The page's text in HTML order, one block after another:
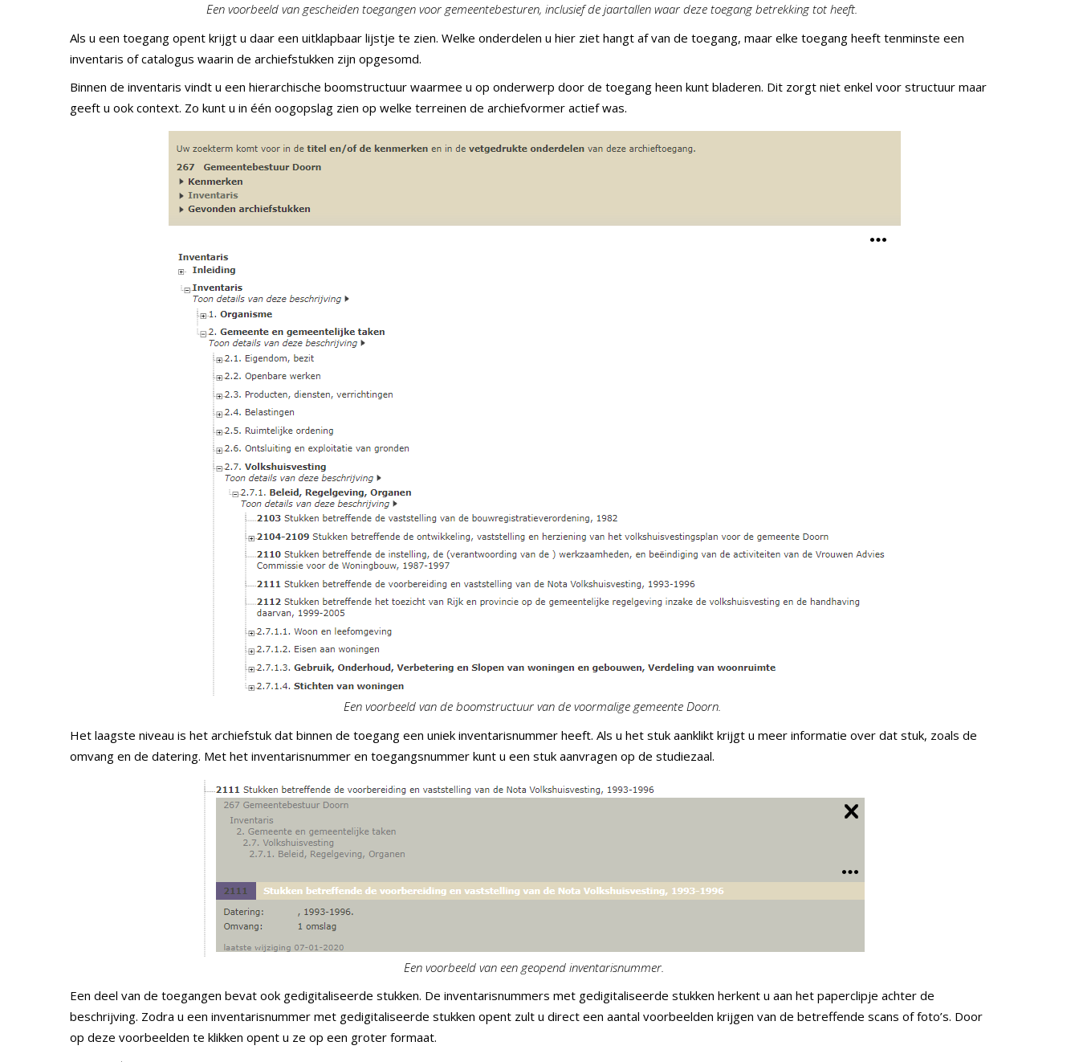
Een voorbeeld van gescheiden toegangen voor gemeentebesturen, inclusief de jaartallen waar deze toegang betrekking tot heeft.
Als u een toegang opent krijgt u daar een uitklapbaar lijstje te zien. Welke onderdelen u hier ziet hangt af van de toegang, maar elke toegang heeft tenminste een
inventaris of catalogus waarin de archiefstukken zijn opgesomd.
Binnen de inventaris vindt u een hierarchische boomstructuur waarmee u op onderwerp door de toegang heen kunt bladeren. Dit zorgt niet enkel voor structuur maar
geeft u ook context. Zo kunt u in één oogopslag zien op welke terreinen de archiefvormer actief was.
Een voorbeeld van de boomstructuur van de voormalige gemeente Doorn.
Het laagste niveau is het archiefstuk dat binnen de toegang een uniek inventarisnummer heeft. Als u het stuk aanklikt krijgt u meer informatie over dat stuk, zoals de
omvang en de datering. Met het inventarisnummer en toegangsnummer kunt u een stuk aanvragen op de studiezaal.
Een voorbeeld van een geopend inventarisnummer.
Een deel van de toegangen bevat ook gedigitaliseerde stukken. De inventarisnummers met gedigitaliseerde stukken herkent u aan het paperclipje achter de
beschrijving. Zodra u een inventarisnummer met gedigitaliseerde stukken opent zult u direct een aantal voorbeelden krijgen van de betreffende scans of foto’s. Door
op deze voorbeelden te klikken opent u ze op een groter formaat.